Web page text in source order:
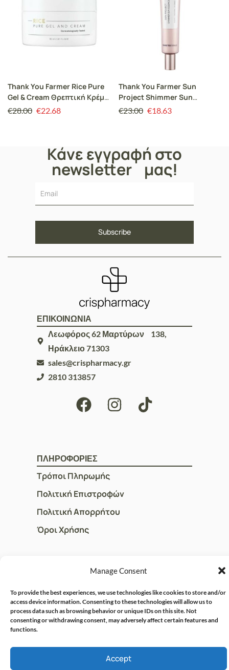
Manage Consent
To provide the best experiences, we use technologies like cookies to store and/or
access device information. Consenting to these technologies will allow us to
process data such as browsing behavior or unique IDs on this site. Not
consenting or withdrawing consent, may adversely affect certain features and
functions.
Accept
Thank You Farmer Rice Pure
Gel & Cream Θρεπτική Κρέμα
Προσώπου, 80ml
€28.00 €22.68
Thank You Farmer Sun
Project Shimmer Sun
Essence SPF30 40ml
€23.00 €18.63
Κάνε εγγραφή στο
newsletter μας!
ΕΠΙΚΟΙΝΩΝΙΑ
Λεωφόρος 62 Μαρτύρων 138,
Ηράκλειο 71303
sales@crispharmacy.gr
2810 313857
ΠΛΗΡΟΦΟΡΙΕΣ
Τρόποι Πληρωμής
Πολιτική Επιστροφών
Πολιτική Απορρήτου
Όροι Χρήσης
ΓΡΗΓΟΡOI ΣΥΝΔΕΣΜΟΙ
Η Ομάδα μας
Επικοινωνία